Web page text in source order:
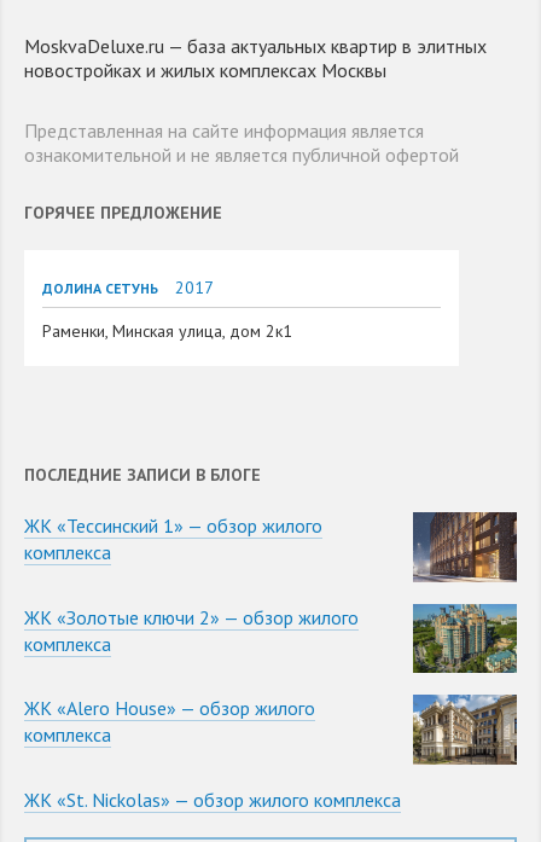
MoskvaDeluxe.ru — база актуальных квартир в элитных
новостройках и жилых комплексах Москвы
Представленная на сайте информация является
ознакомительной и не является публичной офертой
ГОРЯЧЕЕ ПРЕДЛОЖЕНИЕ
ДОЛИНА СЕТУНЬ
2017
Раменки, Минская улица, дом 2к1
ПОСЛЕДНИЕ ЗАПИСИ В БЛОГЕ
ЖК «Тессинский 1» — обзор жилого
комплекса
ЖК «Золотые ключи 2» — обзор жилого
комплекса
ЖК «Alero House» — обзор жилого
комплекса
ЖК «St. Nickolas» — обзор жилого комплекса